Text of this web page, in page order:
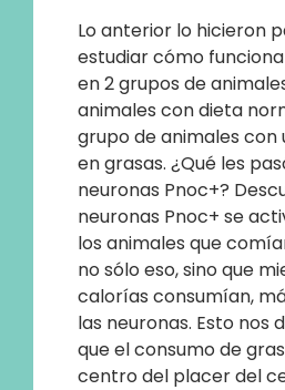
Lo anterior lo hicieron
estudiar cómo
en 2 grupos de
animales con dieta
grupo de animales con
en grasas. ¿Qué les
neuronas Pnoc+?
neuronas Pnoc+ se
los animales que
no sólo eso, sino que
calorías consumían,
las neuronas. Esto nos
que el consumo de
centro del placer del